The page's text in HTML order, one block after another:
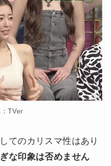
TVer
てのカリスマ性はあり
な印象は否めません